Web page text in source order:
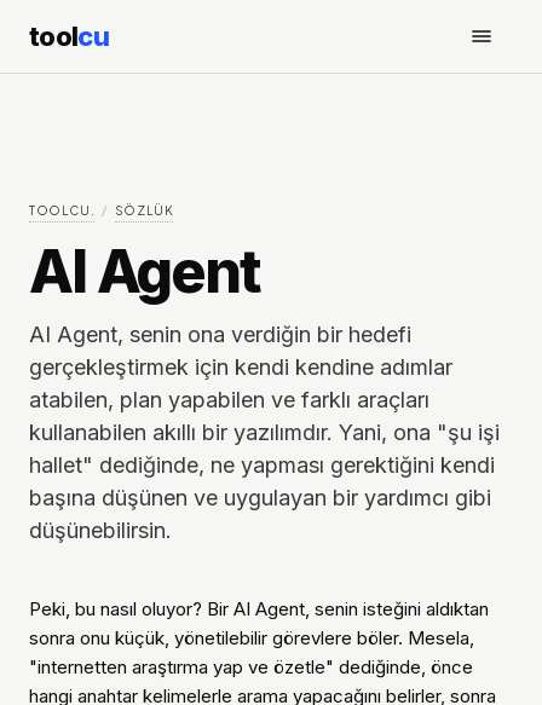
toolcu
TOOLCU. / SÖZLÜK
AI Agent
AI Agent, senin ona verdiğin bir hedefi
gerçekleştirmek için kendi kendine adımlar
atabilen, plan yapabilen ve farklı araçları
kullanabilen akıllı bir yazılımdır. Yani, ona "şu işi
hallet" dediğinde, ne yapması gerektiğini kendi
başına düşünen ve uygulayan bir yardımcı gibi
düşünebilirsin.
Peki, bu nasıl oluyor? Bir AI Agent, senin isteğini aldıktan
sonra onu küçük, yönetilebilir görevlere böler. Mesela,
"internetten araştırma yap ve özetle" dediğinde, önce
hangi anahtar kelimelerle arama yapacağını belirler, sonra